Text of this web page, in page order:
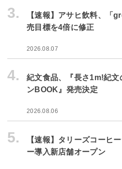
3.
【速報】アサヒ飲料、
売目標を4倍に修正
2026.08.07
4.
紀文食品、『長さ1m!紀文
ンBOOK』発売決定
2026.08.06
5.
【速報】タリーズコーヒ
ー導入新店舗オープン